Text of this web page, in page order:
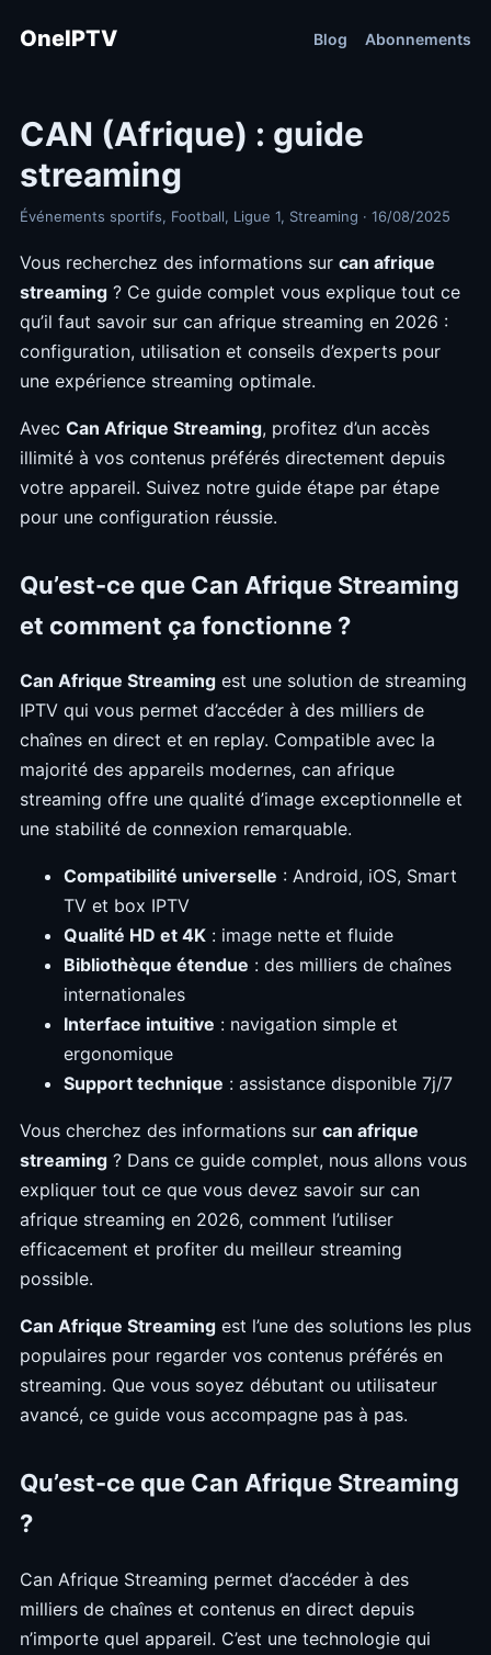
OneIPTV Blog Abonnements
CAN (Afrique) : guide
streaming
Événements sportifs, Football, Ligue 1, Streaming · 16/08/2025
Vous recherchez des informations sur can afrique
streaming ? Ce guide complet vous explique tout ce
qu’il faut savoir sur can afrique streaming en 2026 :
configuration, utilisation et conseils d’experts pour
une expérience streaming optimale.
Avec Can Afrique Streaming, profitez d’un accès
illimité à vos contenus préférés directement depuis
votre appareil. Suivez notre guide étape par étape
pour une configuration réussie.
Qu’est-ce que Can Afrique Streaming
et comment ça fonctionne ?
Can Afrique Streaming est une solution de streaming
IPTV qui vous permet d’accéder à des milliers de
chaînes en direct et en replay. Compatible avec la
majorité des appareils modernes, can afrique
streaming offre une qualité d’image exceptionnelle et
une stabilité de connexion remarquable.
Compatibilité universelle : Android, iOS, Smart
TV et box IPTV
Qualité HD et 4K : image nette et fluide
Bibliothèque étendue : des milliers de chaînes
internationales
Interface intuitive : navigation simple et
ergonomique
Support technique : assistance disponible 7j/7
Vous cherchez des informations sur can afrique
streaming ? Dans ce guide complet, nous allons vous
expliquer tout ce que vous devez savoir sur can
afrique streaming en 2026, comment l’utiliser
efficacement et profiter du meilleur streaming
possible.
Can Afrique Streaming est l’une des solutions les plus
populaires pour regarder vos contenus préférés en
streaming. Que vous soyez débutant ou utilisateur
avancé, ce guide vous accompagne pas à pas.
Qu’est-ce que Can Afrique Streaming
?
Can Afrique Streaming permet d’accéder à des
milliers de chaînes et contenus en direct depuis
n’importe quel appareil. C’est une technologie qui